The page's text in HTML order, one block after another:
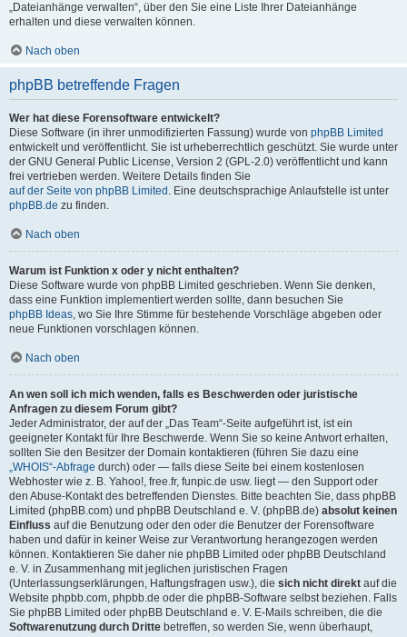
„Dateianhänge verwalten“, über den Sie eine Liste Ihrer Dateianhänge
erhalten und diese verwalten können.
Nach oben
phpBB betreffende Fragen
Wer hat diese Forensoftware entwickelt?
Diese Software (in ihrer unmodifizierten Fassung) wurde von phpBB Limited
entwickelt und veröffentlicht. Sie ist urheberrechtlich geschützt. Sie wurde unter
der GNU General Public License, Version 2 (GPL-2.0) veröffentlicht und kann
frei vertrieben werden. Weitere Details finden Sie
auf der Seite von phpBB Limited . Eine deutschsprachige Anlaufstelle ist unter
phpBB.de zu finden.
Nach oben
Warum ist Funktion x oder y nicht enthalten?
Diese Software wurde von phpBB Limited geschrieben. Wenn Sie denken,
dass eine Funktion implementiert werden sollte, dann besuchen Sie
phpBB Ideas, wo Sie Ihre Stimme für bestehende Vorschläge abgeben oder
neue Funktionen vorschlagen können.
Nach oben
An wen soll ich mich wenden, falls es Beschwerden oder juristische
Anfragen zu diesem Forum gibt?
Jeder Administrator, der auf der „Das Team“-Seite aufgeführt ist, ist ein
geeigneter Kontakt für Ihre Beschwerde. Wenn Sie so keine Antwort erhalten,
sollten Sie den Besitzer der Domain kontaktieren (führen Sie dazu eine
„WHOIS“-Abfrage durch) oder — falls diese Seite bei einem kostenlosen
Webhoster wie z. B. Yahoo!, free.fr, funpic.de usw. liegt — den Support oder
den Abuse-Kontakt des betreffenden Dienstes. Bitte beachten Sie, dass phpBB
Limited (phpBB.com) und phpBB Deutschland e. V. (phpBB.de) absolut keinen
Einfluss auf die Benutzung oder den oder die Benutzer der Forensoftware
haben und dafür in keiner Weise zur Verantwortung herangezogen werden
können. Kontaktieren Sie daher nie phpBB Limited oder phpBB Deutschland
e. V. in Zusammenhang mit jeglichen juristischen Fragen
(Unterlassungserklärungen, Haftungsfragen usw.), die sich nicht direkt auf die
Website phpbb.com, phpbb.de oder die phpBB-Software selbst beziehen. Falls
Sie phpBB Limited oder phpBB Deutschland e. V. E-Mails schreiben, die die
Softwarenutzung durch Dritte betreffen, so werden Sie, wenn überhaupt,